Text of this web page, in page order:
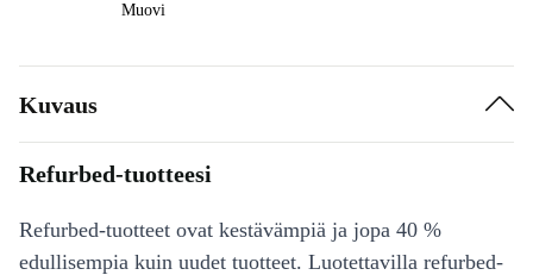
Muovi
Kuvaus
Refurbed-tuotteesi
Refurbed-tuotteet ovat kestävämpiä ja jopa 40 %
edullisempia kuin uudet tuotteet. Luotettavilla refurbed-